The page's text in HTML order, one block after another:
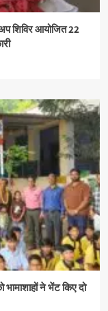
शिविर आयोजित 22
भामाशाहों ने भेंट किए दो